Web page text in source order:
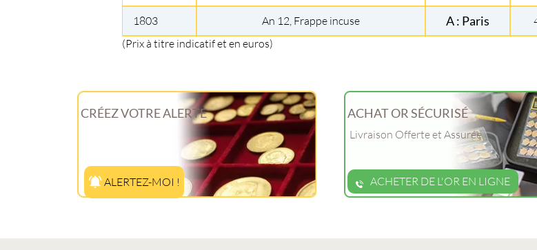
1803 An 12, Frappe incuse A : Paris
(Prix à titre indicatif et en euros)
CRÉEZ VOTRE ALERTE
ALERTEZ-MOI !
ACHAT OR SÉCURISÉ
Livraison Offerte et Assurée
ACHETER DE L'OR EN LIGNE